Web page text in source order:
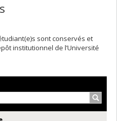
sont conservés et
institutionnel de l’Université